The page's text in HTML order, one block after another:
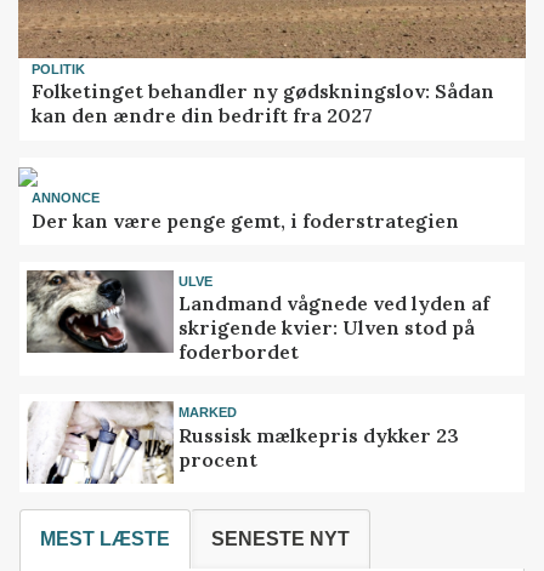
POLITIK
Folketinget behandler ny gødskningslov: Sådan
kan den ændre din bedrift fra 2027
ANNONCE
Der kan være penge gemt, i foderstrategien
ULVE
Landmand vågnede ved lyden af
skrigende kvier: Ulven stod på
foderbordet
MARKED
Russisk mælkepris dykker 23
procent
MEST LÆSTE SENESTE NYT